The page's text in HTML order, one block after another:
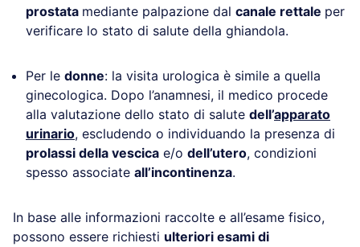
prostata mediante palpazione dal canale rettale per
verificare lo stato di salute della ghiandola.
Per le donne: la visita urologica è simile a quella
ginecologica. Dopo l’anamnesi, il medico procede
alla valutazione dello stato di salute dell’apparato
urinario, escludendo o individuando la presenza di
prolassi della vescica e/o dell’utero, condizioni
spesso associate all’incontinenza.
In base alle informazioni raccolte e all’esame fisico,
possono essere richiesti ulteriori esami di